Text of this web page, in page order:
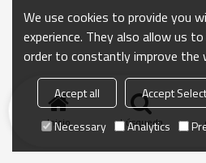
Inicio búsqueda
We use cookies to provide you
experience. They also allow us
order to constantly improve the
Accept all Accept
Necessary
Analytics